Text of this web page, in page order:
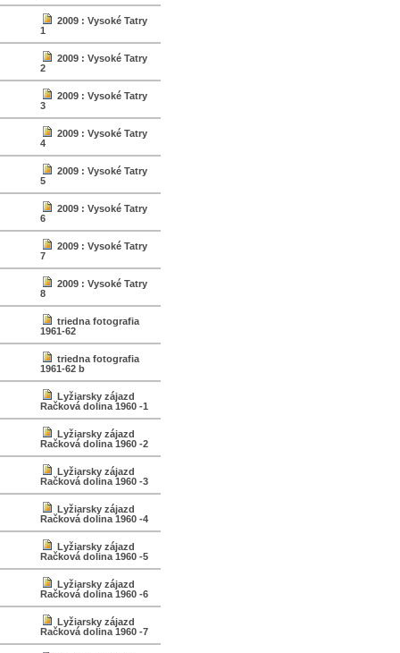
2009 : Vysoké Tatry
1
2009 : Vysoké Tatry
2
2009 : Vysoké Tatry
3
2009 : Vysoké Tatry
4
2009 : Vysoké Tatry
5
2009 : Vysoké Tatry
6
2009 : Vysoké Tatry
7
2009 : Vysoké Tatry
8
triedna fotografia
1961-62
triedna fotografia
1961-62 b
Lyžiarsky zájazd
Račková dolina 1960 -1
Lyžiarsky zájazd
Račková dolina 1960 -2
Lyžiarsky zájazd
Račková dolina 1960 -3
Lyžiarsky zájazd
Račková dolina 1960 -4
Lyžiarsky zájazd
Račková dolina 1960 -5
Lyžiarsky zájazd
Račková dolina 1960 -6
Lyžiarsky zájazd
Račková dolina 1960 -7